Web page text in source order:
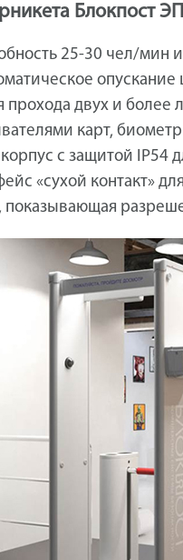
Блокпост
25-30 чел/мин
двух и более
карт,
с защитой IP54
«сухой контакт»
показывающая